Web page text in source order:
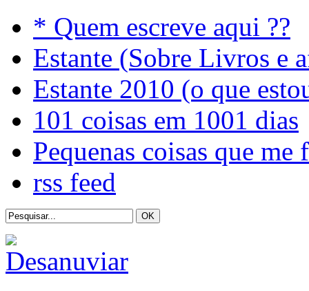
* Quem escreve aqui ??
Estante (Sobre Livros e
Estante 2010 (o que
101 coisas em 1001 dias
Pequenas coisas que me
rss feed